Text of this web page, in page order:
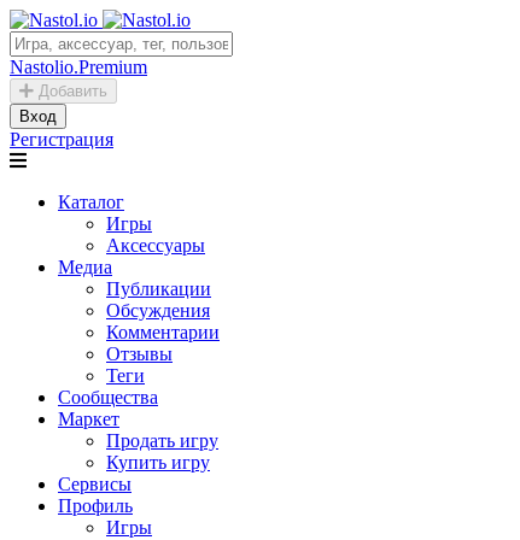
Nastolio.Premium
Добавить
Вход
Регистрация
Каталог
Игры
Аксессуары
Медиа
Публикации
Обсуждения
Комментарии
Отзывы
Теги
Сообщества
Маркет
Продать игру
Купить игру
Сервисы
Профиль
Игры